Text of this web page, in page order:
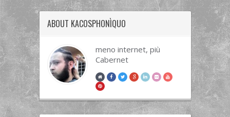
ABOUT KACOSPHONÌQUO
meno internet, più
Cabernet